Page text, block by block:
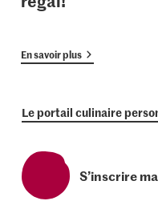
En savoir plus
Le portail culinaire
S’inscrire